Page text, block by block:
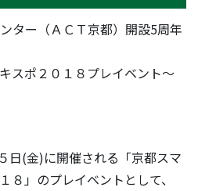
ター（ＡＣＴ京都）開設5周年
スポ２０１８プレイベント～
日(金)に開催される「京都スマ
８」のプレイベントとして、